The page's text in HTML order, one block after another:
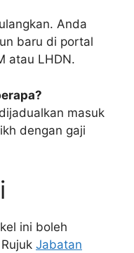
Anda
baru di portal
atau LHDN.
masuk
dengan gaji
ini boleh
Jabatan